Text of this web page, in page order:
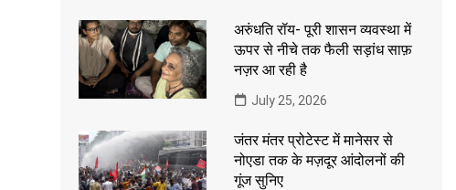
अरुंधति रॉय- पूरी शासन व्यवस्था में
ऊपर से नीचे तक फैली सड़ांध साफ़
नज़र आ रही है
July 25, 2026
जंतर मंतर प्रोटेस्ट में मानेसर से
नोएडा तक के मज़दूर आंदोलनों की
गूंज सुनिए